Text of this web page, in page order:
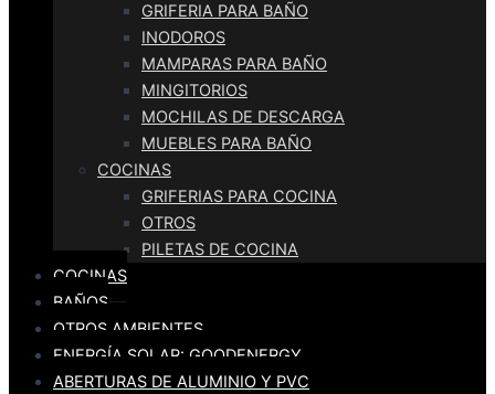
GRIFERIA PARA BAÑO
INODOROS
MAMPARAS PARA BAÑO
MINGITORIOS
MOCHILAS DE DESCARGA
MUEBLES PARA BAÑO
COCINAS
GRIFERIAS PARA COCINA
OTROS
PILETAS DE COCINA
COCINAS
BAÑOS
OTROS AMBIENTES
ENERGÍA SOLAR: GOODENERGY
ABERTURAS DE ALUMINIO Y PVC